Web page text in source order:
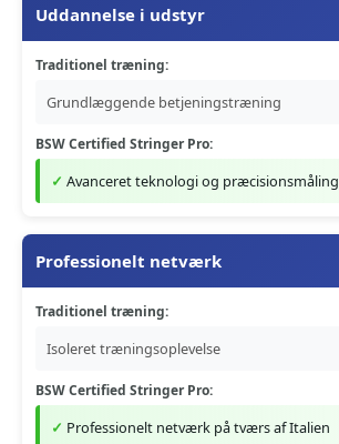
Uddannelse i udstyr
Traditionel træning:
Grundlæggende betjeningstræning
BSW Certified Stringer Pro:
Avanceret teknologi og præcisionsmåling
Professionelt netværk
Traditionel træning:
Isoleret træningsoplevelse
BSW Certified Stringer Pro:
Professionelt netværk på tværs af Italien